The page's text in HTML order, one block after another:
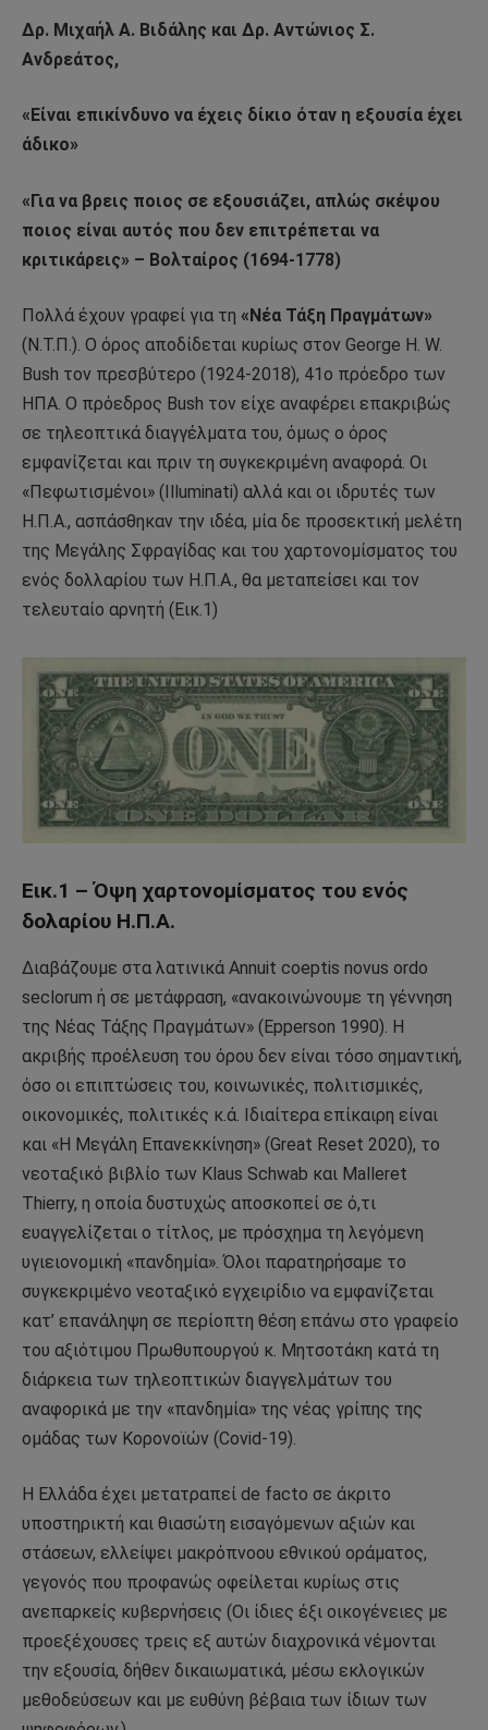
Δρ. Μιχαήλ Α. Βιδάλης και Δρ. Αντώνιος Σ.
Ανδρεάτος,
«Είναι επικίνδυνο να έχεις δίκιο όταν η εξουσία έχει
άδικο»
«Για να βρεις ποιος σε εξουσιάζει, απλώς σκέψου
ποιος είναι αυτός που δεν επιτρέπεται να
κριτικάρεις» – Βολταίρος (1694-1778)
Πολλά έχουν γραφεί για τη «Νέα Τάξη Πραγμάτων»
(Ν.Τ.Π.). Ο όρος αποδίδεται κυρίως στον George H. W.
Bush τον πρεσβύτερο (1924-2018), 41ο πρόεδρο των
ΗΠΑ. Ο πρόεδρος Bush τον είχε αναφέρει επακριβώς
σε τηλεοπτικά διαγγέλματα του, όμως ο όρος
εμφανίζεται και πριν τη συγκεκριμένη αναφορά. Οι
«Πεφωτισμένοι» (Illuminati) αλλά και οι ιδρυτές των
Η.Π.Α., ασπάσθηκαν την ιδέα, μία δε προσεκτική μελέτη
της Μεγάλης Σφραγίδας και του χαρτονομίσματος του
ενός δολλαρίου των Η.Π.Α., θα μεταπείσει και τον
τελευταίο αρνητή (Εικ.1)
Εικ.1 – Όψη χαρτονομίσματος του ενός
δολαρίου Η.Π.Α.
Διαβάζουμε στα λατινικά Annuit coeptis novus ordo
seclorum ή σε μετάφραση, «ανακοινώνουμε τη γέννηση
της Νέας Τάξης Πραγμάτων» (Epperson 1990). Η
ακριβής προέλευση του όρου δεν είναι τόσο σημαντική,
όσο οι επιπτώσεις του, κοινωνικές, πολιτισμικές,
οικονομικές, πολιτικές κ.ά. Ιδιαίτερα επίκαιρη είναι
και «Η Μεγάλη Επανεκκίνηση» (Great Reset 2020), το
νεοταξικό βιβλίο των Klaus Schwab και Malleret
Thierry, η οποία δυστυχώς αποσκοπεί σε ό,τι
ευαγγελίζεται ο τίτλος, με πρόσχημα τη λεγόμενη
υγιειονομική «πανδημία». Όλοι παρατηρήσαμε το
συγκεκριμένο νεοταξικό εγχειρίδιο να εμφανίζεται
κατ’ επανάληψη σε περίοπτη θέση επάνω στο γραφείο
του αξιότιμου Πρωθυπουργού κ. Μητσοτάκη κατά τη
διάρκεια των τηλεοπτικών διαγγελμάτων του
αναφορικά με την «πανδημία» της νέας γρίπης της
ομάδας των Κορονοϊών (Covid-19).
Η Ελλάδα έχει μετατραπεί de facto σε άκριτο
υποστηρικτή και θιασώτη εισαγόμενων αξιών και
στάσεων, ελλείψει μακρόπνοου εθνικού οράματος,
γεγονός που προφανώς οφείλεται κυρίως στις
ανεπαρκείς κυβερνήσεις (Οι ίδιες έξι οικογένειες με
προεξέχουσες τρεις εξ αυτών διαχρονικά νέμονται
την εξουσία, δήθεν δικαιωματικά, μέσω εκλογικών
μεθοδεύσεων και με ευθύνη βέβαια των ίδιων των